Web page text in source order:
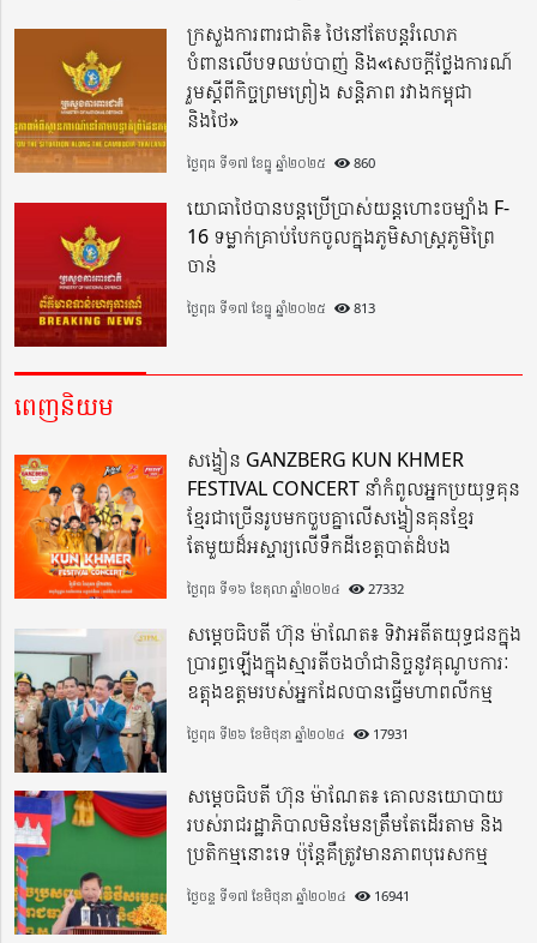
ក្រសួងការពារជាតិ៖ ថៃនៅតែបន្តរំលោភ
បំពានលើបទឈប់បាញ់ និង«សេចក្តីថ្លែងការណ៍
រួមស្តីពីកិច្ចព្រមព្រៀង សន្តិភាព រវាងកម្ពុជា
និងថៃ»
ថ្ងៃពុធ ទី១៧ ខែធ្នូ ឆ្នាំ២០២៥ 860
យោធាថៃបានបន្តប្រើប្រាស់យន្តហោះចម្បាំង F-
16 ទម្លាក់គ្រាប់បែកចូលក្នុងភូមិសាស្ត្រភូមិព្រៃ
ចាន់
ថ្ងៃពុធ ទី១៧ ខែធ្នូ ឆ្នាំ២០២៥ 813
ពេញនិយម
សង្វៀន GANZBERG KUN KHMER
FESTIVAL CONCERT នាំកំពូលអ្នកប្រយុទ្ធគុន
ខ្មែរជាច្រើនរូបមកចួបគ្នាលើសង្វៀនគុនខ្មែរ
តែមួយដ៏អស្ចារ្យលើទឹកដីខេត្តបាត់ដំបង
ថ្ងៃពុធ ទី១៦ ខែតុលា ឆ្នាំ២០២៤ 27332
សម្តេចធិបតី ហ៊ុន ម៉ាណែត៖ ទិវាអតីតយុទ្ធជនក្នុង
ប្រារព្ធឡើងក្នុងស្មារតីចងចាំជានិច្ចនូវគុណូបការៈ
ឧត្តុងឧត្តមរបស់អ្នកដែលបានធ្វើមហាពលីកម្ម
ថ្ងៃពុធ ទី២៦ ខែមិថុនា ឆ្នាំ២០២៤ 17931
សម្តេចធិបតី ហ៊ុន ម៉ាណែត៖ គោលនយោបាយ
របស់រាជរដ្ឋាភិបាលមិនមែនត្រឹមតែដើរតាម និង
ប្រតិកម្មនោះទេ ប៉ុន្តែគឺត្រូវមានភាពបុរេសកម្ម
ថ្ងៃចន្ទ ទី១៧ ខែមិថុនា ឆ្នាំ២០២៤ 16941